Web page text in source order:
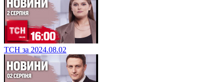
ТСН за 2024.08.02